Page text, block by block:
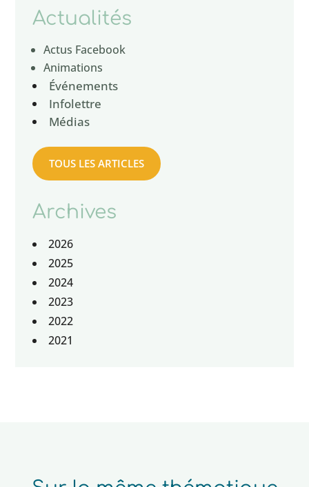
Actualités
Actus Facebook
Animations
Événements
Infolettre
Médias
TOUS LES ARTICLES
Archives
2026
2025
2024
2023
2022
2021